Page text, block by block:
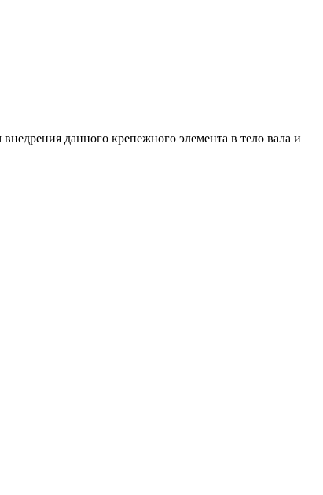
данного крепежного элемента в тело вала и